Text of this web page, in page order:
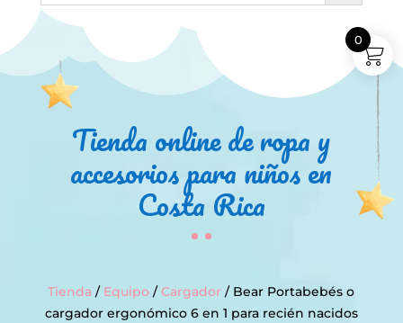
Tienda online de ropa y
accesorios para niños en
Costa Rica
Tienda / Equipo /Cargador / Bear Portabebés o
cargador ergonómico 6 en 1 para recién nacidos
0